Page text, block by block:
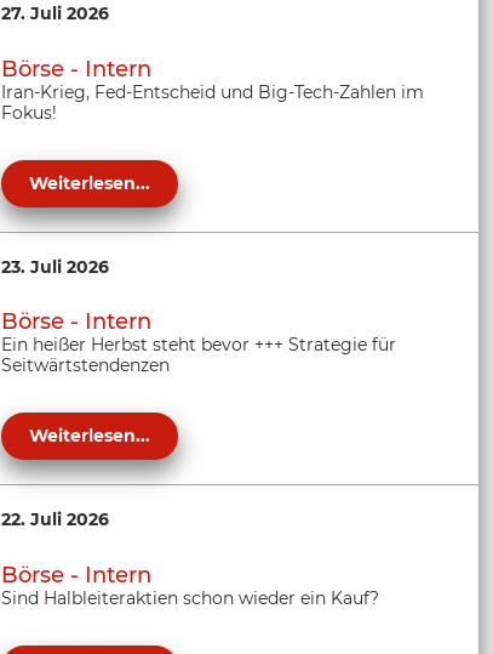
27. Juli 2026
Börse - Intern
Iran-Krieg, Fed-Entscheid und Big-Tech-Zahlen im
Fokus!
Weiterlesen...
23. Juli 2026
Börse - Intern
Ein heißer Herbst steht bevor +++ Strategie für
Seitwärtstendenzen
Weiterlesen...
22. Juli 2026
Börse - Intern
Sind Halbleiteraktien schon wieder ein Kauf?